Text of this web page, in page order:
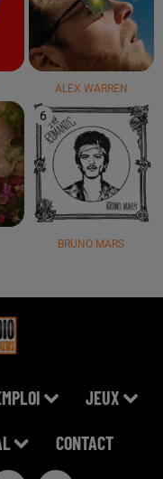
ALEX WARREN
6
BRUNO MARS
JEUX
CONTACT